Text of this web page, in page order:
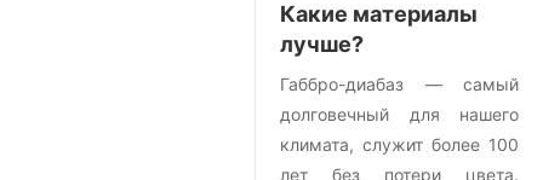
Какие материалы
лучше?
Габбро-диабаз — самый
долговечный для нашего
климата, служит более 100
лет без потери цвета.